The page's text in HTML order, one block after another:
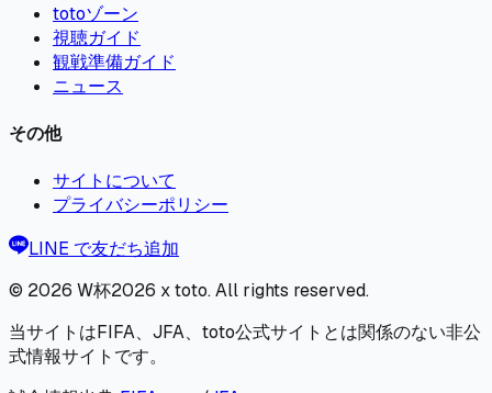
totoゾーン
視聴ガイド
観戦準備ガイド
ニュース
その他
サイトについて
プライバシーポリシー
LINE で友だち追加
© 2026 W杯2026 x toto. All rights reserved.
当サイトはFIFA、JFA、toto公式サイトとは関係のない非公
式情報サイトです。